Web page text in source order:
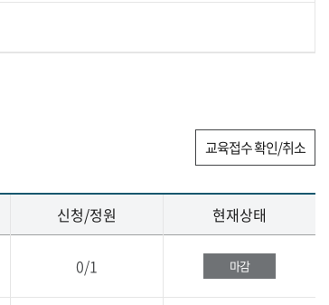
교육접수 확인/취소
신청/정원 현재상태
0/1 마감